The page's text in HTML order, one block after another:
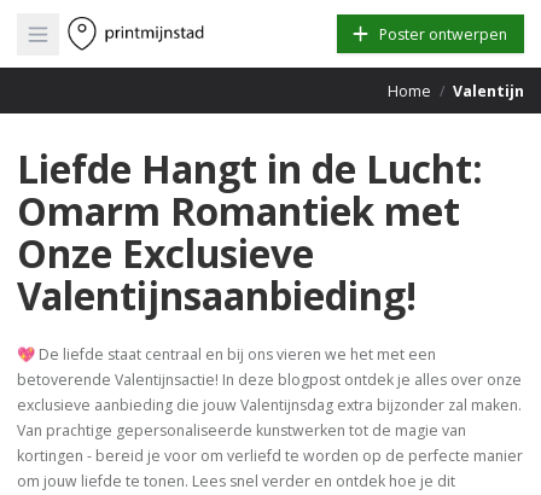
Open main menu Poster ontwerpen
Home / Valentijn
Liefde Hangt in de Lucht:
Omarm Romantiek met
Onze Exclusieve
Valentijnsaanbieding!
💖 De liefde staat centraal en bij ons vieren we het met een
betoverende Valentijnsactie! In deze blogpost ontdek je alles over onze
exclusieve aanbieding die jouw Valentijnsdag extra bijzonder zal maken.
Van prachtige gepersonaliseerde kunstwerken tot de magie van
kortingen - bereid je voor om verliefd te worden op de perfecte manier
om jouw liefde te tonen. Lees snel verder en ontdek hoe je dit